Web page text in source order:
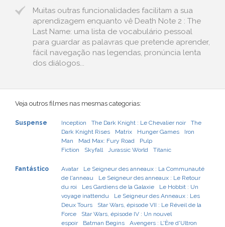
Muitas outras funcionalidades facilitam a sua
aprendizagem enquanto vê Death Note 2 : The
Last Name: uma lista de vocabulário pessoal
para guardar as palavras que pretende aprender,
fácil navegação nas legendas, pronúncia lenta
dos diálogos...
Veja outros filmes nas mesmas categorias:
Suspense Inception The Dark Knight : Le Chevalier noir
The
Dark Knight Rises
Matrix Hunger Games
Iron
Man
Mad Max: Fury Road
Pulp
Fiction
Skyfall Jurassic World Titanic
Fantástico Avatar
Le Seigneur des anneaux : La Communauté
de l'anneau
Le Seigneur des anneaux : Le Retour
du roi
Les Gardiens de la Galaxie
Le Hobbit : Un
voyage inattendu
Le Seigneur des Anneaux : Les
Deux Tours
Star Wars, épisode VII : Le Réveil de la
Force
Star Wars, épisode IV : Un nouvel
espoir
Batman Begins Avengers : L'Ère d'Ultron